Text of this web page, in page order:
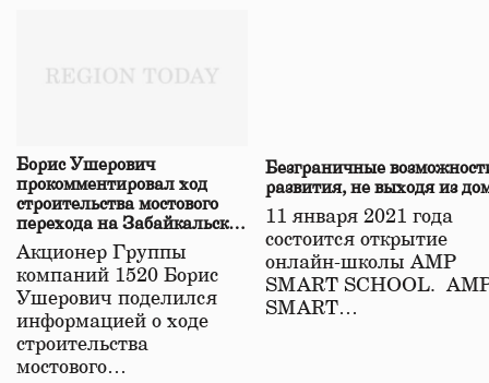
Борис Ушерович
прокомментировал ход
строительства мостового
перехода на Забайкальской
железной дороге
Акционер Группы
компаний 1520 Борис
Ушерович поделился
информацией о ходе
строительства
мостового…
Безграничные
развития, не выходя из
11 января 2021 года
состоится открытие
онлайн-школы АМР
SMART SCHOOL.
SMART…